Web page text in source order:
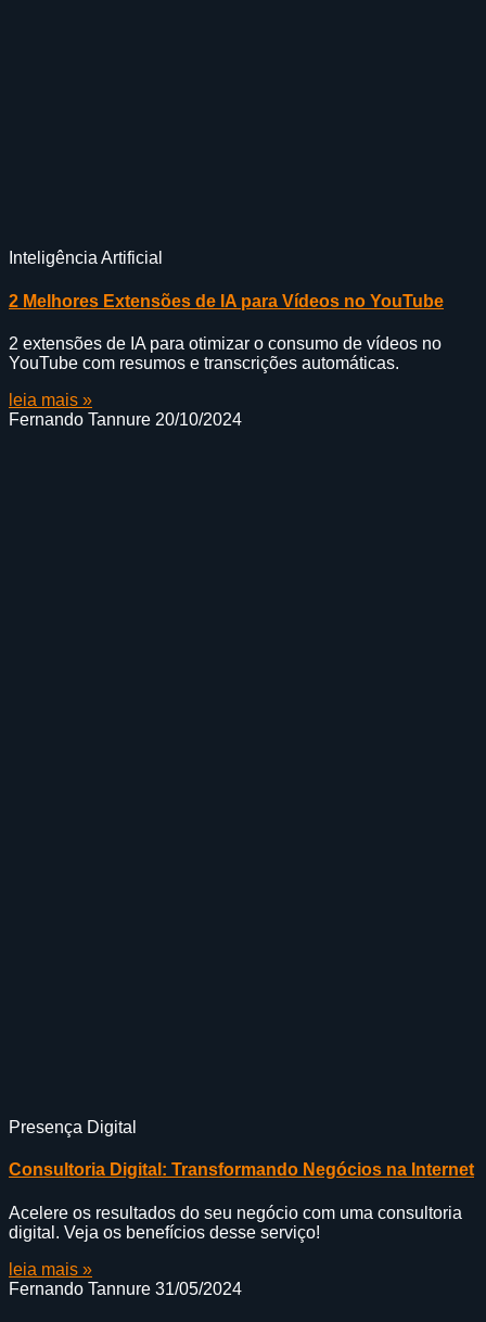
Inteligência Artificial
2 Melhores Extensões de IA para Vídeos no YouTube
2 extensões de IA para otimizar o consumo de vídeos no
YouTube com resumos e transcrições automáticas.
leia mais »
Fernando Tannure 20/10/2024
Presença Digital
Consultoria Digital: Transformando Negócios na Internet
Acelere os resultados do seu negócio com uma consultoria
digital. Veja os benefícios desse serviço!
leia mais »
Fernando Tannure 31/05/2024